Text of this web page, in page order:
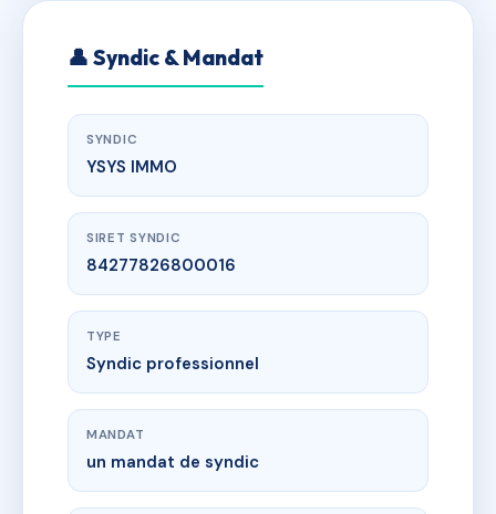
👤 Syndic & Mandat
SYNDIC
YSYS IMMO
SIRET SYNDIC
84277826800016
TYPE
Syndic professionnel
MANDAT
un mandat de syndic